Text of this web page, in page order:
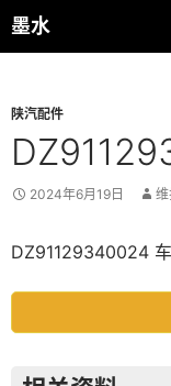
跳
至
墨水
搜
索
陕汽配件
2024年6月19日
DZ91129340024